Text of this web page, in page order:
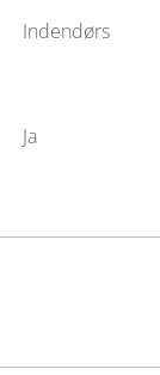
Indendørs
Ja